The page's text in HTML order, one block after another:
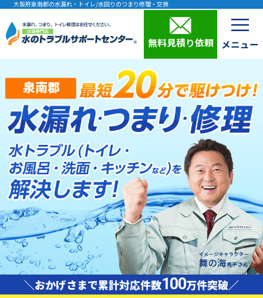
大阪府泉南郡の水漏れ・トイレ/水回りのつまり修理・交換
無料見積り依頼
泉南郡
＼おかげさまで累計対応件数100万件突破／